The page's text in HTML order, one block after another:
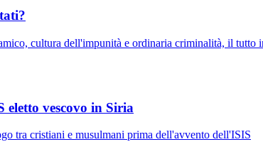
cultura dell'impunità e ordinaria criminalità, il tutto
eletto vescovo in Siria
tra cristiani e musulmani prima dell'avvento dell'ISIS